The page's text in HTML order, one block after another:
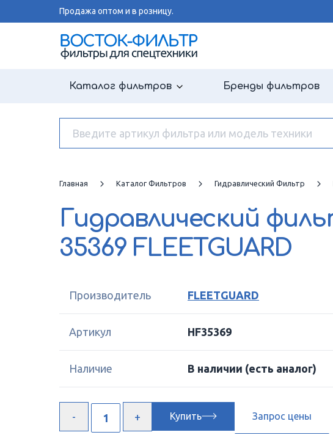
Продажа оптом и в розницу.
Каталог фильтров Бренды фильтров
Главная Каталог Фильтров Гидравлический Фильтр
Гидравлический
35369 FLEETGUARD
Производитель FLEETGUARD
Артикул HF35369
Наличие В наличии (есть аналог)
Купить Запрос цены